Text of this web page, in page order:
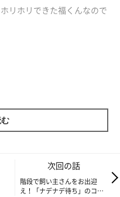
リホリできた福くんなので
次回の話
階段で飼い主さんをお出迎
え！「ナデナデ待ち」のコー